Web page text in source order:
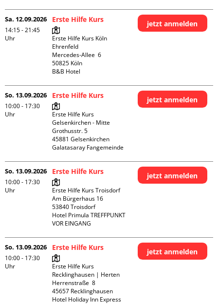
Sa. 12.09.2026
14:15 - 21:45
Uhr
Erste Hilfe Kurs
Erste Hilfe Kurs Köln
Ehrenfeld
Mercedes-Allee  6
50825 Köln
B&B Hotel
jetzt anmelden
So. 13.09.2026
10:00 - 17:30
Uhr
Erste Hilfe Kurs
Erste Hilfe Kurs
Gelsenkirchen - Mitte
Grothusstr. 5
45881 Gelsenkirchen
Galatasaray Fangemeinde
jetzt anmelden
So. 13.09.2026
10:00 - 17:30
Uhr
Erste Hilfe Kurs
Erste Hilfe Kurs Troisdorf
Am Bürgerhaus 16
53840 Troisdorf
Hotel Primula TREFFPUNKT
VOR EINGANG
jetzt anmelden
So. 13.09.2026
10:00 - 17:30
Uhr
Erste Hilfe Kurs
Erste Hilfe Kurs
Recklinghausen | Herten
Herrenstraße  8
45657 Recklinghausen
Hotel Holiday Inn Express
jetzt anmelden